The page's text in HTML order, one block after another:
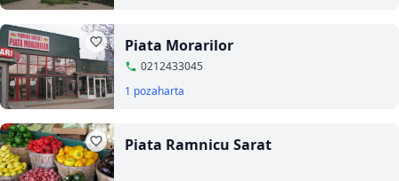
Piata Morarilor
0212433045
1 pozaharta
Piata Ramnicu Sarat